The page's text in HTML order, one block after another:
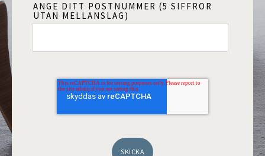
ANGE DITT POSTNUMMER (5 SIFFROR
UTAN MELLANSLAG)